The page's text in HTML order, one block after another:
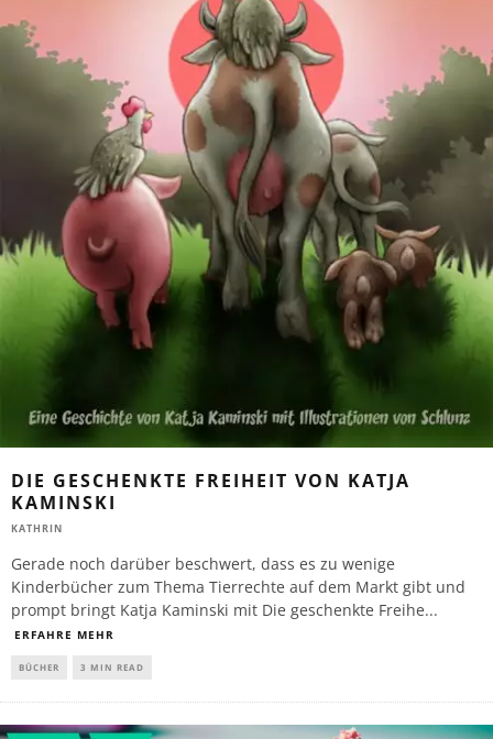
DIE GESCHENKTE FREIHEIT VON KATJA
KAMINSKI
KATHRIN
Gerade noch darüber beschwert, dass es zu wenige
Kinderbücher zum Thema Tierrechte auf dem Markt gibt und
prompt bringt Katja Kaminski mit Die geschenkte Freihe...
ERFAHRE MEHR
BÜCHER 3 MIN READ